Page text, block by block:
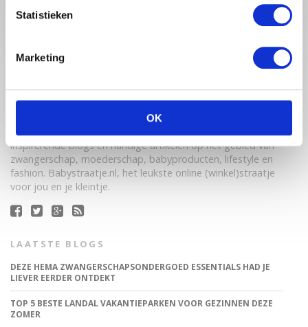
Statistieken
Marketing
OK
Babystraatje.nl is een uniek platform voor aanstaande en
jonge moeders. Een online ontmoetingsplek vol
inspirerende blogs en handige artikelen op het gebied van
zwangerschap, moederschap, babyproducten, lifestyle en
fashion. Babystraatje.nl, het leukste online (winkel)straatje
voor jou en je kleintje.
LAATSTE BLOGS
DEZE HEMA ZWANGERSCHAPSONDERGOED ESSENTIALS HAD JE
LIEVER EERDER ONTDEKT
TOP 5 BESTE LANDAL VAKANTIEPARKEN VOOR GEZINNEN DEZE
ZOMER